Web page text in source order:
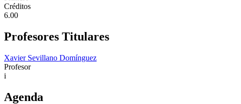
Créditos
6.00
Profesores Titulares
Xavier Sevillano Domínguez
Profesor
i
Agenda